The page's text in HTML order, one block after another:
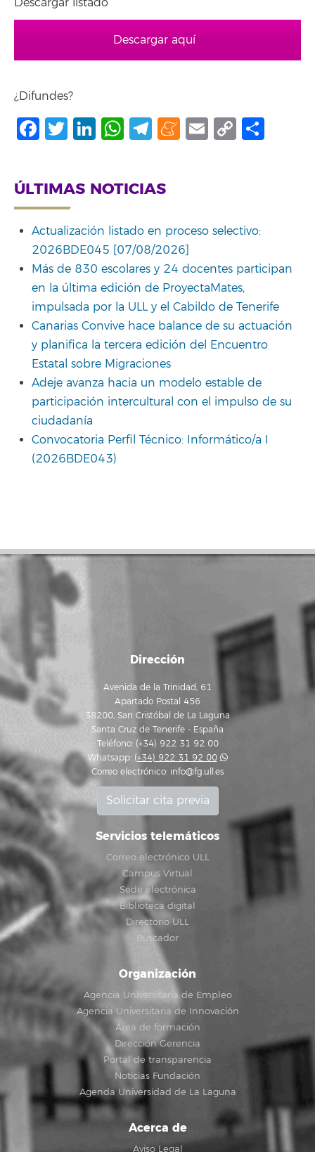
Descargar aquí
¿Difundes?
Facebook
Twitter
LinkedIn
WhatsApp
Telegram
Meneame
Email
Copy
ÚLTIMAS NOTICIAS
Actualización listado en proceso selectivo:
2026BDE045 [07/08/2026]
Más de 830 escolares y 24 docentes participan
en la última edición de ProyectaMates,
impulsada por la ULL y el Cabildo de Tenerife
Canarias Convive hace balance de su actuación
y planifica la tercera edición del Encuentro
Estatal sobre Migraciones
Adeje avanza hacia un modelo estable de
participación intercultural con el impulso de su
ciudadanía
Convocatoria Perfil Técnico: Informático/a I
(2026BDE043)
Dirección
Avenida de la Trinidad, 61
Apartado Postal 456
38200, San Cristóbal de La Laguna
Santa Cruz de Tenerife - España
Teléfono: (+34) 922 31 92 00
Whatsapp: (+34) 922 31 92 00
Correo electrónico: info@fg.ull.es
Solicitar cita previa
Servicios telemáticos
Correo electrónico ULL
Campus Virtual
Sede electrónica
Biblioteca digital
Directorio ULL
Buscador
Organización
Agencia Universitaria de Empleo
Agencia Universitaria de Innovación
Área de formación
Dirección Gerencia
Portal de transparencia
Noticias Fundación
Agenda Universidad de La Laguna
Acerca de
Aviso Legal